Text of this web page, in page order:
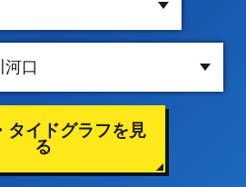
タイドグラフを見
る